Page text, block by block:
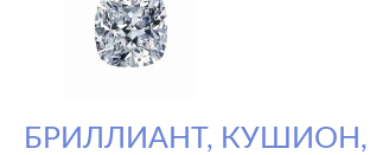
БРИЛЛИАНТ, КУШИОН,